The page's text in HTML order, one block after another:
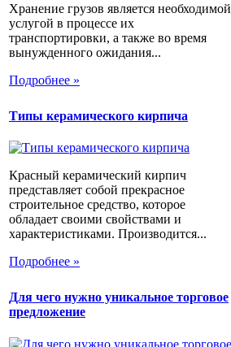
Хранение грузов является необходимой
услугой в процессе их
транспортировки, а также во время
вынужденного ожидания...
Подробнее »
Типы керамического кирпича
Красный керамический кирпич
представляет собой прекрасное
строительное средство, которое
обладает своими свойствами и
характеристиками. Производится...
Подробнее »
Для чего нужно уникальное торговое
предложение